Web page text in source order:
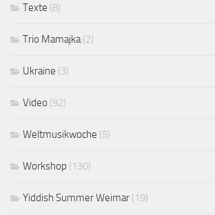
Texte (8)
Trio Mamajka(2)
Ukraine (3)
Video (92)
Weltmusikwoche (5)
Workshop (130)
Yiddish Summer Weimar (19)